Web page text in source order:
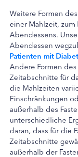
Weitere Formen
einer Mahlzeit,
Abendessens.
Abendessen
Patienten mit
Andere Formen
Zeitabschnitte für
die Mahlzeiten
Einschränkungen
außerhalb des
unterschiedliche
daran, dass für die
Zeitabschnitte
außerhalb der